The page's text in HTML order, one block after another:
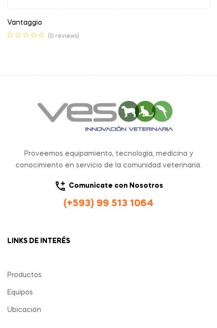
Vantaggio
(0 reviews)
Proveemos equipamiento, tecnología, medicina y
conocimiento en servicio de la comunidad veterinaria.
Comunícate con Nosotros
(+593) 99 513 1064
LINKS DE INTERÉS
Productos
Equipos
Ubicación